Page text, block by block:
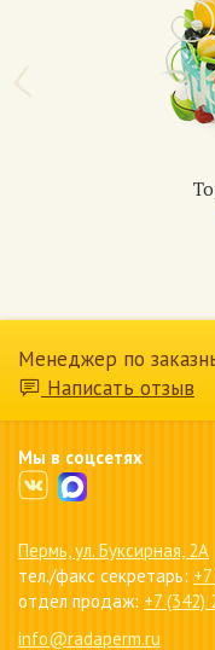
Бисквит:
Крем: из
Менеджер по
Написать отзыв
Мы в соцсетях
Пермь, ул. Буксирная, 2А
тел./факс секретарь:
отдел продаж: +7 (342)
info@radaperm.ru